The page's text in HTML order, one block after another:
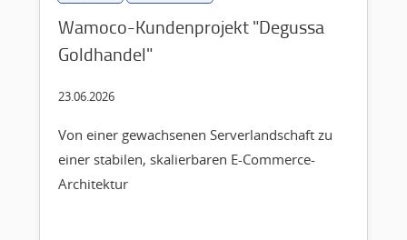
Wamoco-Kundenprojekt "Degussa
Goldhandel"
23.06.2026
Von einer gewachsenen Serverlandschaft zu
einer stabilen, skalierbaren E-Commerce-
Architektur